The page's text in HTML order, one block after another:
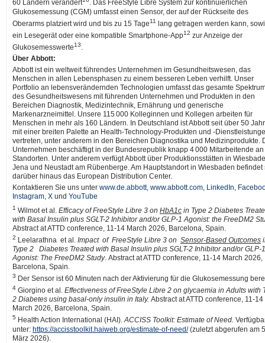
60 Ländern verändert
. Das FreeStyle Libre System zur kontinuierlichen
Glukosemessung (CGM) umfasst einen Sensor, der auf der Rückseite des
Oberarms platziert wird und bis zu 15 Tage11 lang getragen werden kann,
ein Lesegerät oder eine kompatible Smartphone-App12 zur Anzeige der
Glukosemesswerte13.
Über Abbott:
Abbott ist ein weltweit führendes Unternehmen im Gesundheitswesen, das
Menschen in allen Lebensphasen zu einem besseren Leben verhilft. Unser
Portfolio an lebensverändernden Technologien umfasst das gesamte
des Gesundheitswesens mit führenden Unternehmen und Produkten in den
Bereichen Diagnostik, Medizintechnik, Ernährung und generische
Markenarzneimittel. Unsere 115 000 Kolleginnen und Kollegen arbeiten für
Menschen in mehr als 160 Ländern. In Deutschland ist Abbott seit über 50
mit einer breiten Palette an Health-Technology-Produkten und -
vertreten, unter anderem in den Bereichen Diagnostika und Medizinprodukte.
Unternehmen beschäftigt in der Bundesrepublik knapp 4 000 Mitarbeitende an
Standorten. Unter anderem verfügt Abbott über Produktionsstätten in
Jena und Neustadt am Rübenberge. Am Hauptstandort in Wiesbaden befindet
darüber hinaus das European Distribution Center.
Kontaktieren Sie uns unter www.de.abbott, www.abbott.com, LinkedIn,
Instagram, X und YouTube
1 Wilmot et al. Efficacy of FreeStyle Libre 3 on HbA1c in Type 2 Diabetes
with Basal Insulin plus SGLT-2 Inhibitor and/or GLP-1 Agonist: the FreeDM2
Abstract at ATTD conference, 11-14 March 2026, Barcelona, Spain.
2 Leelarathna et al. Impact of FreeStyle Libre 3 on Sensor-Based Outcomes
Type 2 Diabetes Treated with Basal Insulin plus SGLT-2 Inhibitor and/or
Agonist: The FreeDM2 Study. Abstract at ATTD conference, 11-14 March 2026,
Barcelona, Spain.
3 Der Sensor ist 60 Minuten nach der Aktivierung für die Glukosemessung
4 Giorgino et al. Effectiveness of FreeStyle Libre 2 on glycaemia in Adults with
2 Diabetes using basal-only insulin in Italy. Abstract at ATTD conference, 11-14
March 2026, Barcelona, Spain.
5 Health Action International (HAI).ACCISS Toolkit: Estimate of Need.
unter: https://accisstoolkit.haiweb.org/estimate-of-need/(zuletzt abgerufen am
März 2026).